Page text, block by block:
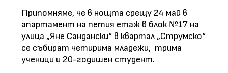
Припомняме, че в нощта срещу 24 май в
апартамент на петия етаж в блок №17 на
улица „Яне Сандански“ в квартал „Струмско“
се събират четирима младежи, трима
ученици и 20-годишен студент.